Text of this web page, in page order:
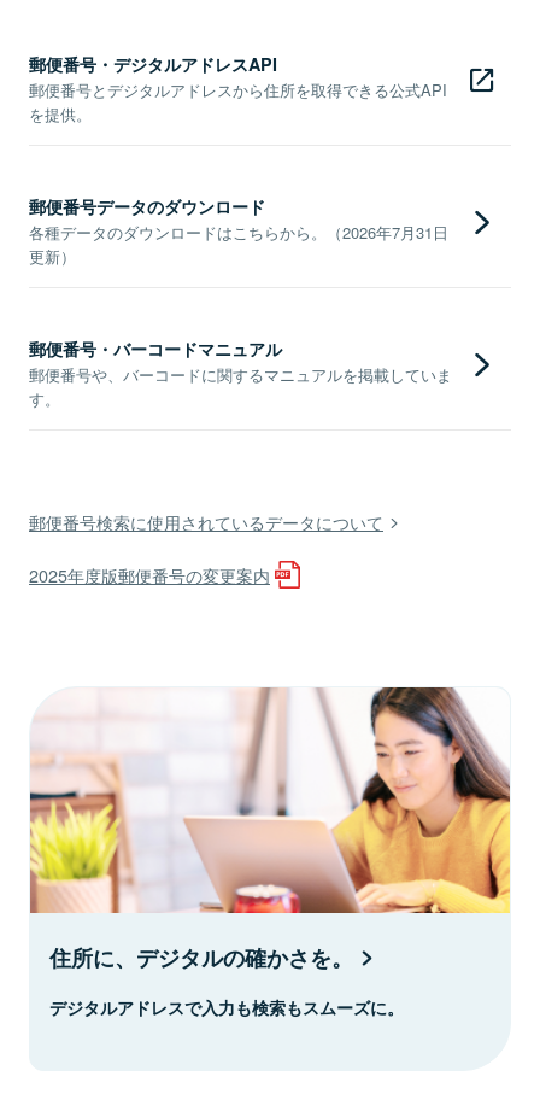
郵便番号・デジタルアドレスAPI
郵便番号とデジタルアドレスから住所を取得できる公式API
を提供。
郵便番号データのダウンロード
各種データのダウンロードはこちらから。（2026年7月31日
更新）
郵便番号・バーコードマニュアル
郵便番号や、バーコードに関するマニュアルを掲載していま
す。
郵便番号検索に使用されているデータについて
2025年度版郵便番号の変更案内
住所に、デジタルの確かさを。
デジタルアドレスで入力も検索もスムーズに。